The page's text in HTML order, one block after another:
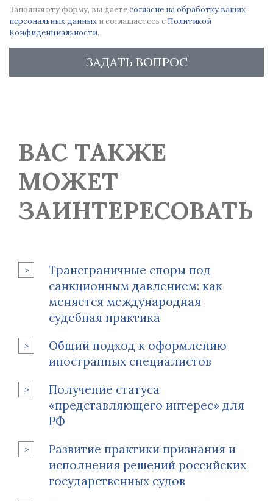
Заполняя эту форму, вы даетесогласие на обработку ваших
персональных данных и соглашаетесь с Политикой
Конфиденциальности.
ЗАДАТЬ ВОПРОС
ВАС ТАКЖЕ
МОЖЕТ
ЗАИНТЕРЕСОВАТЬ
Трансграничные споры под
санкционным давлением: как
меняется международная
судебная практика
Общий подход к оформлению
иностранных специалистов
Получение статуса
«представляющего интерес» для
РФ
Развитие практики признания и
исполнения решений российских
государственных судов